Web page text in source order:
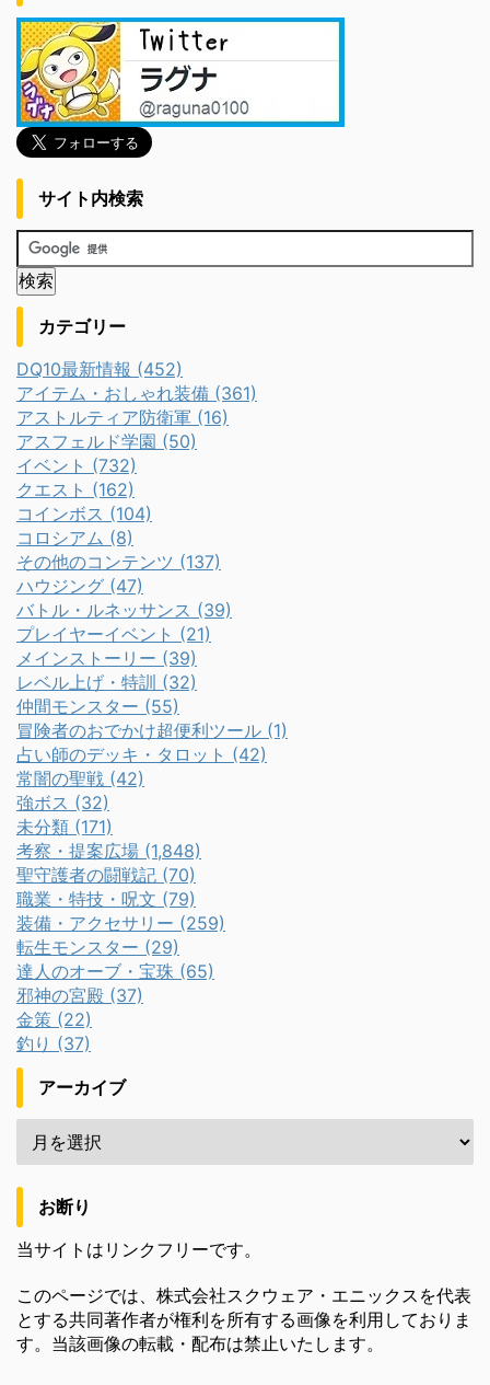
サイト内検索
カテゴリー
DQ10最新情報 (452)
アイテム・おしゃれ装備 (361)
アストルティア防衛軍 (16)
アスフェルド学園 (50)
イベント (732)
クエスト (162)
コインボス (104)
コロシアム (8)
その他のコンテンツ (137)
ハウジング (47)
バトル・ルネッサンス (39)
プレイヤーイベント (21)
メインストーリー (39)
レベル上げ・特訓 (32)
仲間モンスター (55)
冒険者のおでかけ超便利ツール (1)
占い師のデッキ・タロット (42)
常闇の聖戦 (42)
強ボス (32)
未分類 (171)
考察・提案広場 (1,848)
聖守護者の闘戦記 (70)
職業・特技・呪文 (79)
装備・アクセサリー (259)
転生モンスター (29)
達人のオーブ・宝珠 (65)
邪神の宮殿 (37)
金策 (22)
釣り (37)
アーカイブ
お断り
当サイトはリンクフリーです。
このページでは、株式会社スクウェア・エニックスを代表
とする共同著作者が権利を所有する画像を利用しておりま
す。当該画像の転載・配布は禁止いたします。